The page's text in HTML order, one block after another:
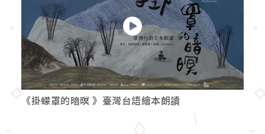
《掛蠓罩的暗暝 》臺灣台語繪本朗讀